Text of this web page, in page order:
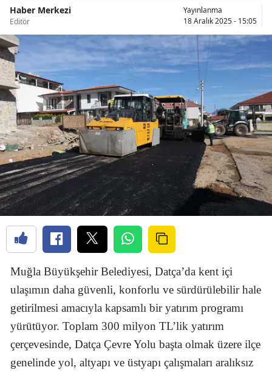
Haber Merkezi
Editör
Yayınlanma
18 Aralık 2025 - 15:05
Muğla Büyükşehir Belediyesi, Datça’da kent içi
ulaşımın daha güvenli, konforlu ve sürdürülebilir hale
getirilmesi amacıyla kapsamlı bir yatırım programı
yürütüyor. Toplam 300 milyon TL’lik yatırım
çerçevesinde, Datça Çevre Yolu başta olmak üzere ilçe
genelinde yol, altyapı ve üstyapı çalışmaları aralıksız